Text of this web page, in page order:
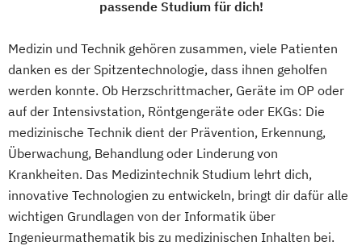
Lightweight and Materials Engineering
Managing Nonprofit and Public Services
Marketing und Digital Business
Mechatronik/Wirtschaft
Medical Engineering (EN)
Medizin- und Bioinformatik
Medizintechnik
Mobile Computing
Operations Management
Produktdesign und Technische
passende Studium für dich!
Medizin und Technik gehören zusammen, viele Patienten
danken es der Spitzentechnologie, dass ihnen geholfen
werden konnte. Ob Herzschrittmacher, Geräte im OP oder
auf der Intensivstation, Röntgengeräte oder EKGs: Die
medizinische Technik dient der Prävention, Erkennung,
Überwachung, Behandlung oder Linderung von
Krankheiten. Das Medizintechnik Studium lehrt dich,
innovative Technologien zu entwickeln, bringt dir dafür alle
wichtigen Grundlagen von der Informatik über
Ingenieurmathematik bis zu medizinischen Inhalten bei.